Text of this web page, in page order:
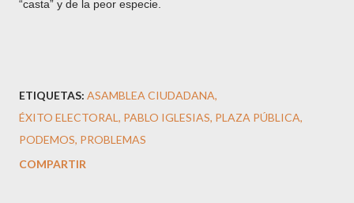
“casta” y de la peor especie.
ETIQUETAS: ASAMBLEA CIUDADANA
ÉXITO ELECTORAL
PABLO IGLESIAS PLAZA PÚBLICA
PODEMOS PROBLEMAS
COMPARTIR